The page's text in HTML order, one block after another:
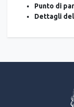
Punto di
Dettagli